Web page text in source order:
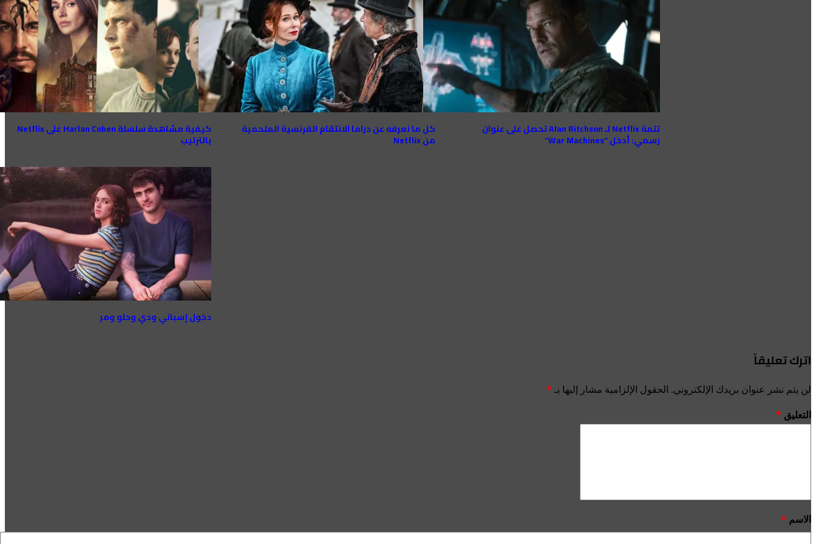
كيفية مشاهدة سلسلة Harlan Coben على Netflix
بالترتيب
كل ما نعرفه عن دراما الانتقام الفرنسية الملحمية
من Netflix
تتمة Netflix لـ Alan Ritchson تحصل على عنوان
رسمي: أدخل “War Machines”
دخول إسباني ودي وحلو ومر
اترك تعليقاً
لن يتم نشر عنوان بريدك الإلكتروني. الحقول الإلزامية مشار إليها بـ*
التعليق *
الاسم *